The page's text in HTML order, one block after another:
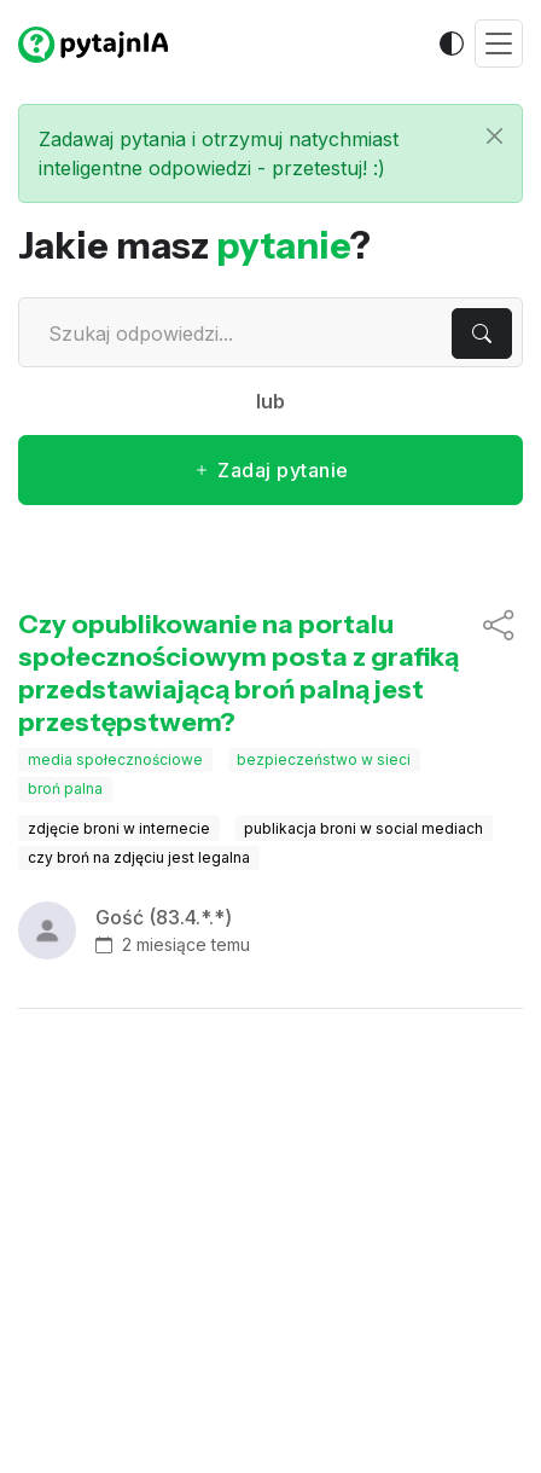
Zadawaj pytania i otrzymuj natychmiast
inteligentne odpowiedzi - przetestuj! :)
Jakie masz pytanie?
lub
Zadaj pytanie
Czy opublikowanie na portalu
społecznościowym posta z grafiką
przedstawiającą broń palną jest
przestępstwem?
media społecznościowe
bezpieczeństwo w sieci
broń palna
zdjęcie broni w internecie
publikacja broni w social mediach
czy broń na zdjęciu jest legalna
Gość (83.4.*.*)
2 miesiące temu